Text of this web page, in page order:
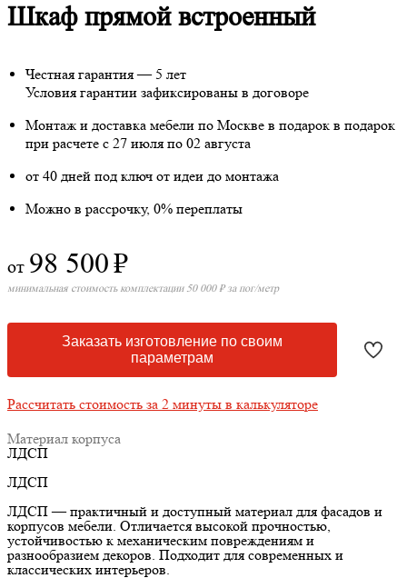
Шкаф прямой встроенный
Честная гарантия — 5 лет
Условия гарантии зафиксированы в договоре
Монтаж и доставка мебели по Москве в подарок в подарок
при расчете с 27 июля по 02 августа
от 40 дней под ключ от идеи до монтажа
Можно в рассрочку, 0% переплаты
от 98 500₽
минимальная стоимость комплектации 50 000 ₽ за пог/метр
Заказать изготовление по своим
параметрам
Рассчитать стоимость за 2 минуты в калькуляторе
Материал корпуса
ЛДСП
ЛДСП
ЛДСП — практичный и доступный материал для фасадов и
корпусов мебели. Отличается высокой прочностью,
устойчивостью к механическим повреждениям и
разнообразием декоров. Подходит для современных и
классических интерьеров.